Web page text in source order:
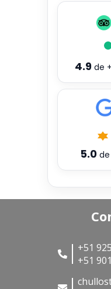
4.9de
5.0de
+51
+51